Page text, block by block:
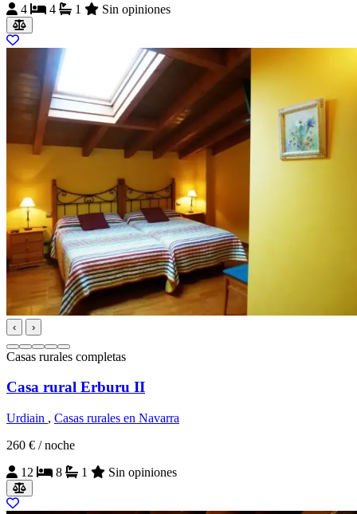
4
4 1 Sin opiniones
‹ ›
Casas rurales completas
Casa rural Erburu II
Urdiain , Casas rurales en Navarra
260 € / noche
12
8 1 Sin opiniones